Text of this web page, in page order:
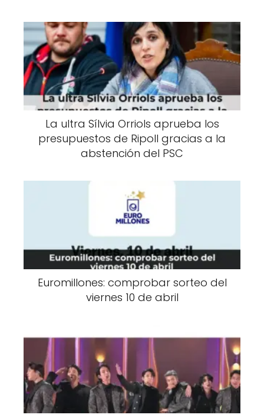
La ultra Sílvia Orriols aprueba los
presupuestos de Ripoll gracias a la
abstención del PSC
Euromillones: comprobar sorteo del
viernes 10 de abril